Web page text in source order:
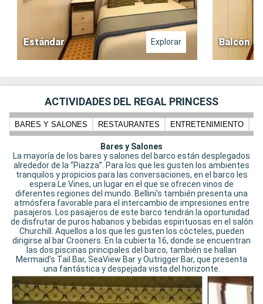
Estándar Explorar Balcón
ACTIVIDADES DEL REGAL PRINCESS
BARES Y SALONES RESTAURANTES ENTRETENIMIENTO
Bares y Salones
La mayoría de los bares y salones del barco están desplegados
alrededor de la “Piazza”. Para los que les gusten los ambientes
tranquilos y propicios para las conversaciones, en el barco les
espera Le Vines, un lugar en el que se ofrecen vinos de
diferentes regiones del mundo. Bellini's también presenta una
atmósfera favorable para el intercambio de impresiones entre
pasajeros. Los pasajeros de este barco tendrán la oportunidad
de disfrutar de puros habanos y bebidas espirituosas en el salón
Churchill. Aquellos a los que les gusten los cócteles, pueden
dirigirse al bar Crooners. En la cubierta 16, donde se encuentran
las dos piscinas principales del barco, también se hallan
Mermaid's Tail Bar, SeaView Bar y Outrigger Bar, que presenta
una fantástica y despejada vista del horizonte.